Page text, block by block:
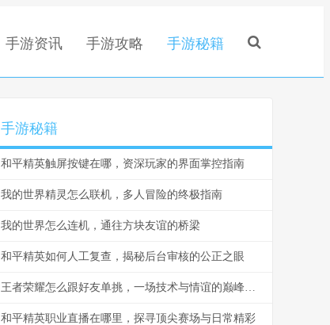
手游资讯 手游攻略 手游秘籍
手游秘籍
和平精英触屏按键在哪，资深玩家的界面掌控指南
我的世界精灵怎么联机，多人冒险的终极指南
我的世界怎么连机，通往方块友谊的桥梁
和平精英如何人工复查，揭秘后台审核的公正之眼
王者荣耀怎么跟好友单挑，一场技术与情谊的巅峰对决
和平精英职业直播在哪里，探寻顶尖赛场与日常精彩